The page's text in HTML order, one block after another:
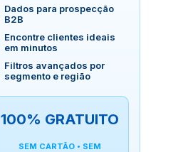
Dados para prospecção
B2B
Encontre clientes ideais
em minutos
Filtros avançados por
segmento e região
100% GRATUITO
SEM CARTÃO • SEM